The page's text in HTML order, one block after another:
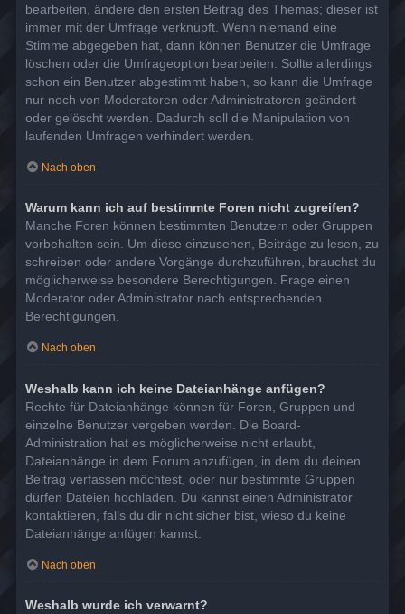
bearbeiten, ändere den ersten Beitrag des Themas; dieser ist
immer mit der Umfrage verknüpft. Wenn niemand eine
Stimme abgegeben hat, dann können Benutzer die Umfrage
löschen oder die Umfrageoption bearbeiten. Sollte allerdings
schon ein Benutzer abgestimmt haben, so kann die Umfrage
nur noch von Moderatoren oder Administratoren geändert
oder gelöscht werden. Dadurch soll die Manipulation von
laufenden Umfragen verhindert werden.
Nach oben
Warum kann ich auf bestimmte Foren nicht zugreifen?
Manche Foren können bestimmten Benutzern oder Gruppen
vorbehalten sein. Um diese einzusehen, Beiträge zu lesen, zu
schreiben oder andere Vorgänge durchzuführen, brauchst du
möglicherweise besondere Berechtigungen. Frage einen
Moderator oder Administrator nach entsprechenden
Berechtigungen.
Nach oben
Weshalb kann ich keine Dateianhänge anfügen?
Rechte für Dateianhänge können für Foren, Gruppen und
einzelne Benutzer vergeben werden. Die Board-
Administration hat es möglicherweise nicht erlaubt,
Dateianhänge in dem Forum anzufügen, in dem du deinen
Beitrag verfassen möchtest, oder nur bestimmte Gruppen
dürfen Dateien hochladen. Du kannst einen Administrator
kontaktieren, falls du dir nicht sicher bist, wieso du keine
Dateianhänge anfügen kannst.
Nach oben
Weshalb wurde ich verwarnt?